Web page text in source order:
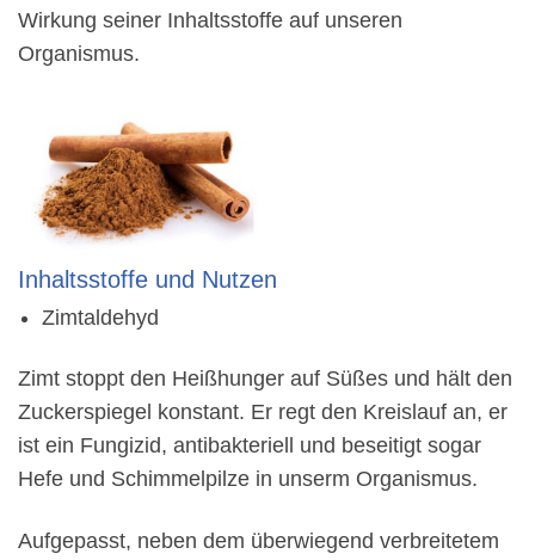
Wirkung seiner Inhaltsstoffe auf unseren
Organismus.
Inhaltsstoffe und Nutzen
Zimtaldehyd
Zimt stoppt den Heißhunger auf Süßes und hält den
Zuckerspiegel konstant. Er regt den Kreislauf an, er
ist ein Fungizid, antibakteriell und beseitigt sogar
Hefe und Schimmelpilze in unserm Organismus.
Aufgepasst, neben dem überwiegend verbreitetem